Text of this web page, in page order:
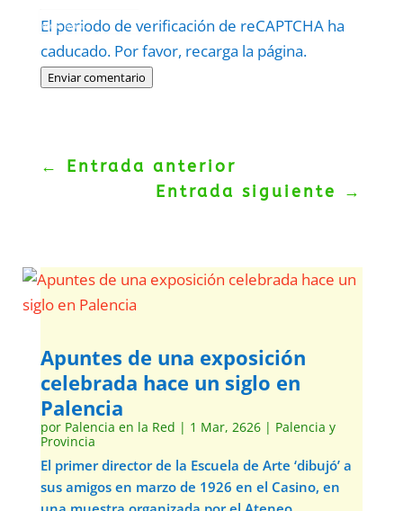
El periodo de verificación de reCAPTCHA ha
caducado. Por favor, recarga la página.
Enviar comentario
Politica–Términos.
← Entrada anterior
Entrada siguiente
→
Apuntes de una exposición
celebrada hace un siglo en
Palencia
por Palencia en la Red | 1 Mar, 2626| Palencia y
Provincia
El primer director de la Escuela de Arte ‘dibujó’ a
sus amigos en marzo de 1926 en el Casino, en